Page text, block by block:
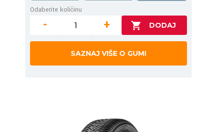
Odaberite količinu
- +
SAZNAJ VIŠE O GUMI